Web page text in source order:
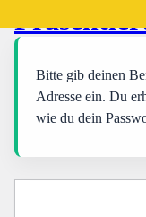
Bitte gib deinen
Adresse ein. Du
wie du dein